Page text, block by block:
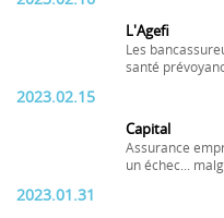
L'Agefi
Les
santé
2023.02.15
Capital
Assurance
un échec...
2023.01.31